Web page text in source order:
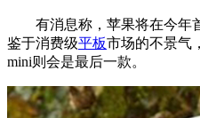
有消息称，苹果将在今年
鉴于消费级平板市场的不景气
mini则会是最后一款。